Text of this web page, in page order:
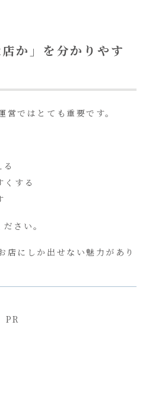
店か」を分かりやす
営ではとても重要です。
くする
さい。
店にしか出せない魅力があり
PR